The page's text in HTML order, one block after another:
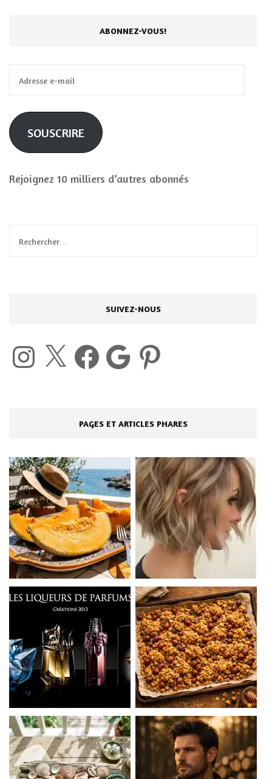
ABONNEZ-VOUS!
e-
mail
SOUSCRIRE
Rejoignez 10 milliers d’autres abonnés
Rechercher :
SUIVEZ-NOUS
Instagram Facebook Google Pinterest
PAGES ET ARTICLES PHARES